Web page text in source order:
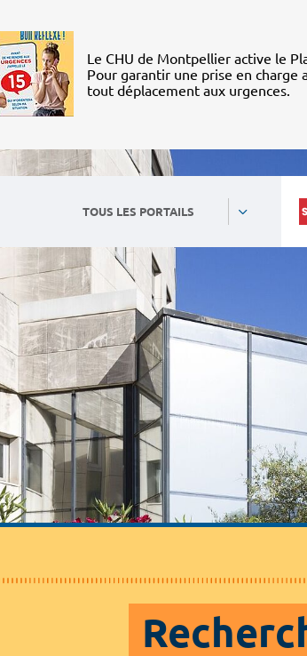
Le CHU de Montpellier active le
Pour garantir une prise en charge
tout déplacement aux urgences.
TOUS LES PORTAILS